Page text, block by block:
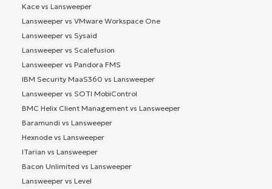
Kace vs Lansweeper
Lansweeper vs VMware Workspace One
Lansweeper vs Sysaid
Lansweeper vs Scalefusion
Lansweeper vs Pandora FMS
IBM Security MaaS360 vs Lansweeper
Lansweeper vs SOTI MobiControl
BMC Helix Client Management vs Lansweeper
Baramundi vs Lansweeper
Hexnode vs Lansweeper
ITarian vs Lansweeper
Bacon Unlimited vs Lansweeper
Lansweeper vs Level